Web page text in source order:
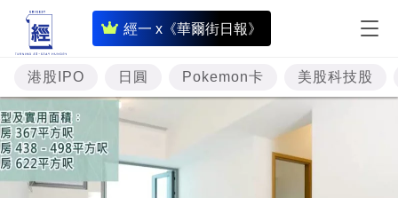
經一 x《華爾街日報》
即
時
財
經
題
港股IPO 日圓 Pokemon卡 美股科技股